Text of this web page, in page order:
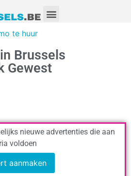
te huur
Brussels
Gewest
nieuwe advertenties die aan
voldoen
aanmaken